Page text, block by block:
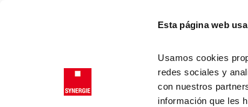
Esta página web
Usamos cookies
redes sociales y
con nuestros
información que les